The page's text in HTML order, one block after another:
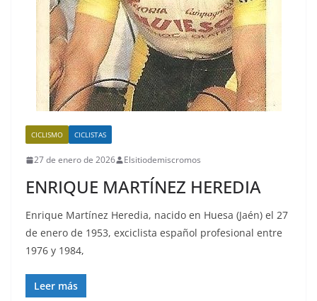
CICLISMO CICLISTAS
27 de enero de 2026 Elsitiodemiscromos
ENRIQUE MARTÍNEZ HEREDIA
Enrique Martínez Heredia, nacido en Huesa (Jaén) el 27
de enero de 1953, exciclista español profesional entre
1976 y 1984,
Leer más